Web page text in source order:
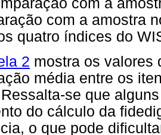
com a
com a amostra
quatro índices do
2 mostra os valores
média entre os
se que
do cálculo da
o que pode